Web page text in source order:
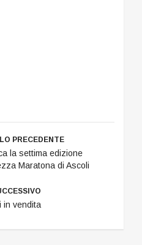
PRECEDENTE
la settima edizione
Maratona di Ascoli
in vendita